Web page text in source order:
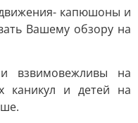
капюшоны и
Вашему обзору на
и взвимовежливы на
каникул и детей на